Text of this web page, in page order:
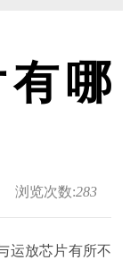
哪
浏览次数:283
运放芯片有所不